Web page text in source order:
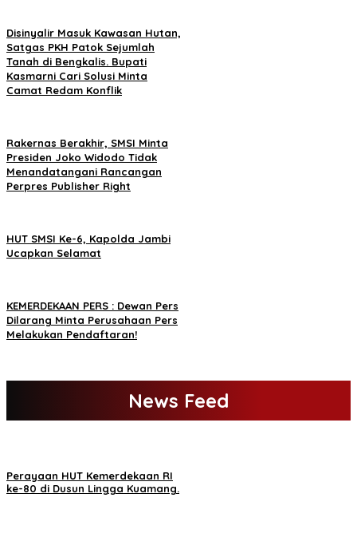
Disinyalir Masuk Kawasan Hutan,
Satgas PKH Patok Sejumlah
Tanah di Bengkalis. Bupati
Kasmarni Cari Solusi Minta
Camat Redam Konflik
Rakernas Berakhir, SMSI Minta
Presiden Joko Widodo Tidak
Menandatangani Rancangan
Perpres Publisher Right
HUT SMSI Ke-6, Kapolda Jambi
Ucapkan Selamat
KEMERDEKAAN PERS : Dewan Pers
Dilarang Minta Perusahaan Pers
Melakukan Pendaftaran!
News Feed
Perayaan HUT Kemerdekaan RI
ke-80 di Dusun Lingga Kuamang.